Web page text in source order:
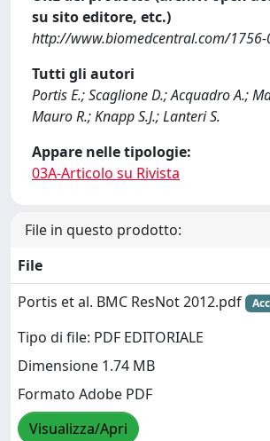
su sito editore, etc.)
http://www.biomedcentral.com/
Tutti gli autori
Portis E.; Scaglione D.; Acquadro A.;
Mauro R.; Knapp S.J.; Lanteri S.
Appare nelle tipologie:
03A-Articolo su Rivista
File in questo prodotto:
File
Portis et al. BMC ResNot 2012.pdf
Tipo di file: PDF EDITORIALE
Dimensione 1.74 MB
Formato Adobe PDF
Visualizza/Apri